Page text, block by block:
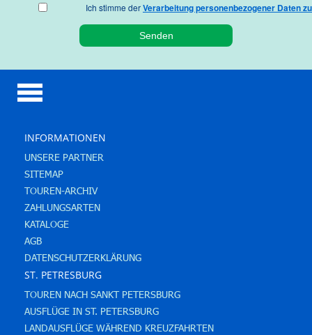
Ich stimme derVerarbeitung personenbezogener Daten zu
INFORMATIONEN
UNSERE PARTNER
SITEMAP
TOUREN-ARCHIV
ZAHLUNGSARTEN
KATALOGE
AGB
DATENSCHUTZERKLÄRUNG
ST. PETRESBURG
TOUREN NACH SANKT PETERSBURG
AUSFLÜGE IN ST. PETERSBURG
LANDAUSFLÜGE WÄHREND KREUZFAHRTEN